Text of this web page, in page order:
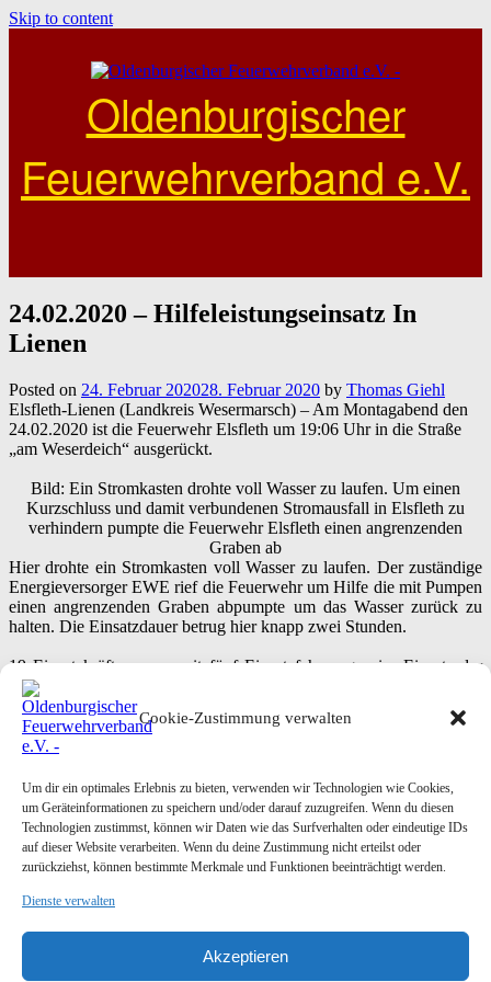
Cookie-Zustimmung verwalten
Um dir ein optimales Erlebnis zu bieten, verwenden wir Technologien wie Cookies,
um Geräteinformationen zu speichern und/oder darauf zuzugreifen. Wenn du diesen
Technologien zustimmst, können wir Daten wie das Surfverhalten oder eindeutige IDs
auf dieser Website verarbeiten. Wenn du deine Zustimmung nicht erteilst oder
zurückziehst, können bestimmte Merkmale und Funktionen beeinträchtigt werden.
Dienste verwalten
Akzeptieren
Skip to content
Oldenburgischer
Feuerwehrverband e.V.
24.02.2020 – Hilfeleistungseinsatz In
Lienen
Posted on 24. Februar 202028. Februar 2020 by Thomas Giehl
Elsfleth-Lienen (Landkreis Wesermarsch) – Am Montagabend den
24.02.2020 ist die Feuerwehr Elsfleth um 19:06 Uhr in die Straße
„am Weserdeich“ ausgerückt.
Bild: Ein Stromkasten drohte voll Wasser zu laufen. Um einen
Kurzschluss und damit verbundenen Stromausfall in Elsfleth zu
verhindern pumpte die Feuerwehr Elsfleth einen angrenzenden
Graben ab
Hier drohte ein Stromkasten voll Wasser zu laufen. Der zuständige
Energieversorger EWE rief die Feuerwehr um Hilfe die mit Pumpen
einen angrenzenden Graben abpumpte um das Wasser zurück zu
halten. Die Einsatzdauer betrug hier knapp zwei Stunden.
19 Einsatzkräfte waren mit fünf Einsatzfahrzeugen im Einsatz der
von Ortsbrandmeister Andreas Schinke geleitet wurde.
Text: Stefan Wilken – Stadtpressewart FF Elsfleth
Bilder: Andreas Schinke – Ortsbrandmeister FF Elsfleth
Please follow and like us:
Posted inEinsatzberichte TaggedTechnische Hilfeleistung
Post navigation
22.02.2020 – Jahreshauptversammlung der JF-Lohne→
←24.02.2020 – Jahreshauptversammlung der Feuerwehr
Neuenkruge-Borbeck